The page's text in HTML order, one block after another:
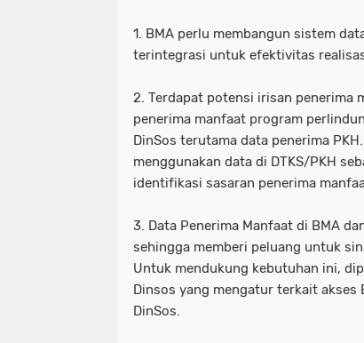
1. BMA perlu membangun sistem
terintegrasi untuk efektivitas
2. Terdapat potensi irisan penerima
penerima manfaat program
DinSos terutama data penerima
menggunakan data di DTKS/PKH
identifikasi sasaran penerima
3. Data Penerima Manfaat di BMA
sehingga memberi peluang untuk
Untuk mendukung kebutuhan ini,
Dinsos yang mengatur terkait akses
DinSos.